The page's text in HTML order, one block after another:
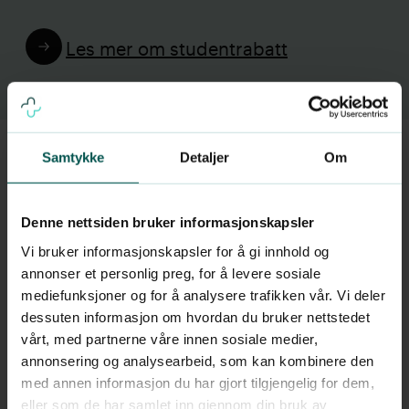
Samtykke Detaljer Om
Denne nettsiden bruker informasjonskapsler
Vi bruker informasjonskapsler for å gi innhold og
annonser et personlig preg, for å levere sosiale
mediefunksjoner og for å analysere trafikken vår. Vi deler
dessuten informasjon om hvordan du bruker nettstedet
vårt, med partnerne våre innen sosiale medier,
annonsering og analysearbeid, som kan kombinere den
med annen informasjon du har gjort tilgjengelig for dem,
eller som de har samlet inn gjennom din bruk av
Les mer om studentrabatt
videokonsultasjon
De fleste legeerklæringer bør
gjennomføres på en fysisk klinikk med en
personlig undersøkelse av pasienten.
Dette for å avgjøre om du har en sykdom